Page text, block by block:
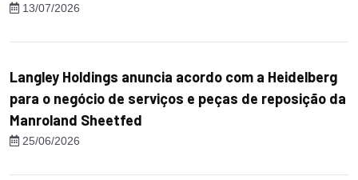
13/07/2026
Langley Holdings anuncia acordo com a Heidelberg
para o negócio de serviços e peças de reposição da
Manroland Sheetfed
25/06/2026